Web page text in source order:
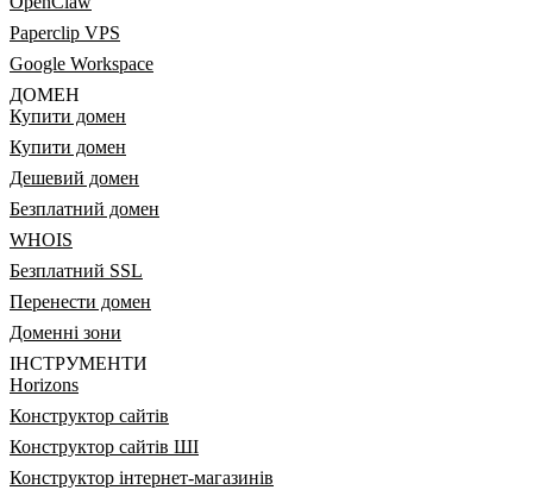
Paperclip VPS
Google Workspace
ДОМЕН
Купити домен
Купити домен
Дешевий домен
Безплатний домен
WHOIS
Безплатний SSL
Перенести домен
Доменні зони
ІНСТРУМЕНТИ
Horizons
Конструктор сайтів
Конструктор сайтів ШІ
Конструктор інтернет-магазинів